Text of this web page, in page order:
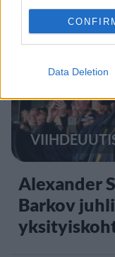
Data Deletion
1
Alexander
Barkov